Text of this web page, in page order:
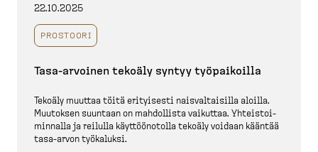
22.10.2025
PROSTOORI
Tasa-​arvoinen tekoäly syntyy työpai­koilla
Tekoäly muuttaa töitä erityisesti naisval­taisilla aloilla.
Muutoksen suuntaan on mahdollista vaikuttaa. Yhteis­toi­
minnalla ja reilulla käyttöö­notolla tekoäly voidaan kääntää
tasa-​arvon työkaluksi.